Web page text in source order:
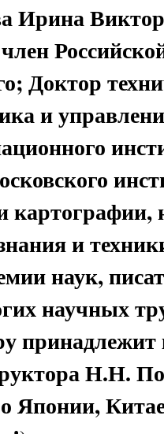
Доктор
и
и
наук,
научных
Н.Н.
Японии,